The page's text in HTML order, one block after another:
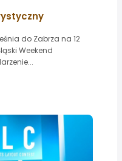
do Zabrza na 12
Weekend